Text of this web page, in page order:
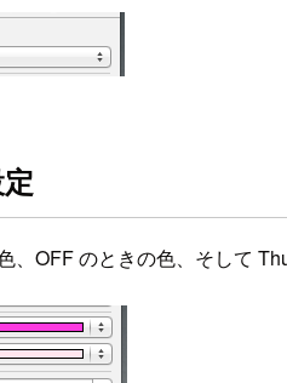
、OFF のときの色、そして